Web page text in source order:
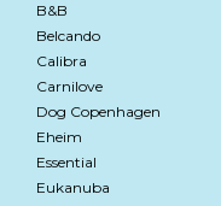
B&B
Belcando
Calibra
Carnilove
Dog Copenhagen
Eheim
Essential
Eukanuba